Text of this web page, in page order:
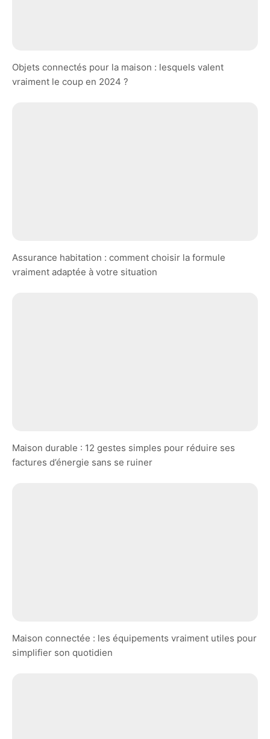
Objets connectés pour la maison : lesquels valent
vraiment le coup en 2024 ?
Assurance habitation : comment choisir la formule
vraiment adaptée à votre situation
Maison durable : 12 gestes simples pour réduire ses
factures d’énergie sans se ruiner
Maison connectée : les équipements vraiment utiles pour
simplifier son quotidien